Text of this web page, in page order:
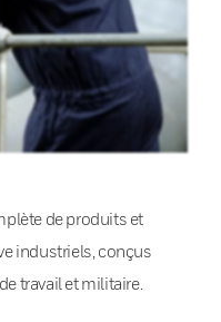
de produits et
industriels, conçus
travail et militaire.